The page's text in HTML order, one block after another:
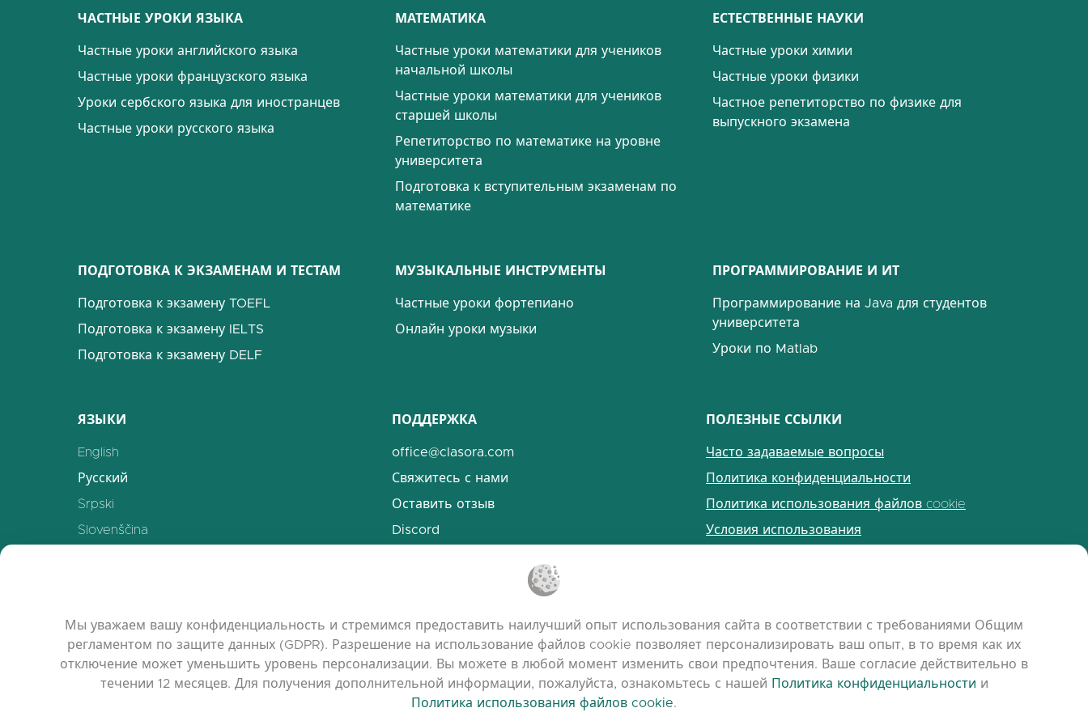
ЧАСТНЫЕ УРОКИ ЯЗЫКА
Частные уроки английского языка
Частные уроки французского языка
Уроки сербского языка для иностранцев
Частные уроки русского языка
МАТЕМАТИКА
Частные уроки математики для учеников
начальной школы
Частные уроки математики для учеников
старшей школы
Репетиторство по математике на уровне
университета
Подготовка к вступительным экзаменам по
математике
ЕСТЕСТВЕННЫЕ НАУКИ
Частные уроки химии
Частные уроки физики
Частное репетиторство по физике для
выпускного экзамена
ПОДГОТОВКА К ЭКЗАМЕНАМ И ТЕСТАМ
Подготовка к экзамену TOEFL
Подготовка к экзамену IELTS
Подготовка к экзамену DELF
МУЗЫКАЛЬНЫЕ ИНСТРУМЕНТЫ
Частные уроки фортепиано
Онлайн уроки музыки
ПРОГРАММИРОВАНИЕ И ИТ
Программирование на Java для студентов
университета
Уроки по Matlab
ЯЗЫКИ
English
Русский
Srpski
Slovenščina
Español
Français
中文
ПОДДЕРЖКА
office@clasora.com
Свяжитесь с нами
Оставить отзыв
Discord
ПОЛЕЗНЫЕ ССЫЛКИ
Часто задаваемые вопросы
Политика конфиденциальности
Политика использования файлов cookie
Условия использования
Мы уважаем вашу конфиденциальность и стремимся предоставить наилучший опыт использования сайта в соответствии с требованиями Общим
регламентом по защите данных (GDPR). Разрешение на использование файлов cookie позволяет персонализировать ваш опыт, в то время как их
отключение может уменьшить уровень персонализации. Вы можете в любой момент изменить свои предпочтения. Ваше согласие действительно в
течении 12 месяцев. Для получения дополнительной информации, пожалуйста, ознакомьтесь с нашей Политика конфиденциальности и
Политика использования файлов cookie.